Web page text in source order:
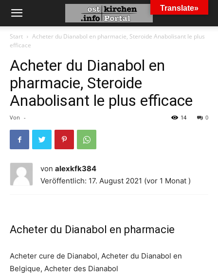
Start
Acheter du Dianabol en pharmacie, Steroide Anabolisant le plus
efficace
Acheter du Dianabol en
pharmacie, Steroide
Anabolisant le plus efficace
Von - 0
14
von alexkfk384
Veröffentlich: 17. August 2021 (vor 1 Monat )
Acheter du Dianabol en pharmacie
Acheter cure de Dianabol, Acheter du Dianabol en
Belgique, Acheter des Dianabol
Translate»